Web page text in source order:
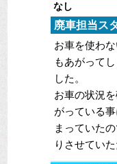
なし
廃車担当ス
お車を使わ
もあがって
した。
お車の状況
がっている
まっていた
りさせていた